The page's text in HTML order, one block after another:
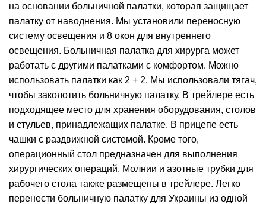
на основании больничной палатки, которая защищает
палатку от наводнения. Мы установили переносную
систему освещения и 8 окон для внутреннего
освещения. Больничная палатка для хирурга может
работать с другими палатками с комфортом. Можно
использовать палатки как 2 + 2. Мы использовали тягач,
чтобы заколотить больничную палатку. В трейлере есть
подходящее место для хранения оборудования, столов
и стульев, принадлежащих палатке. В прицепе есть
чашки с раздвижной системой. Кроме того,
операционный стол предназначен для выполнения
хирургических операций. Молнии и азотные трубки для
рабочего стола также размещены в трейлере. Легко
перенести больничную палатку для Украины из одной